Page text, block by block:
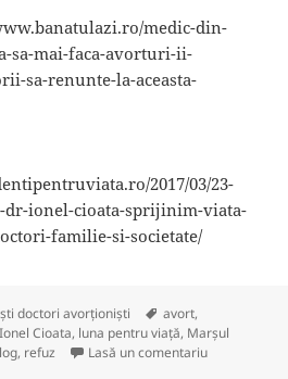
medic-din-
sa-mai-faca-avorturi-ii-
sa-renunte-la-aceasta-
2017/03/23-
ionel-cioata-sprijinim-viata-
familie-si-societate/
doctori avorționiști Etichete
avort,
Ionel Cioata, luna pentru viață, Marșul
, refuz Lasă un comentariula Sprijinim